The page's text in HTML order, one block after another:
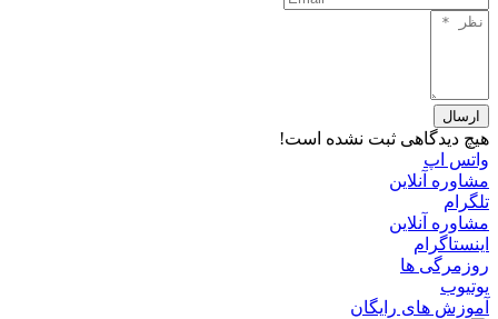
ارسال
هیچ دیدگاهی ثبت نشده است!
واتس اپ
مشاوره آنلاین
تلگرام
مشاوره آنلاین
اینستاگرام
روزمرگی ها
یوتیوب
آموزش های رایگان